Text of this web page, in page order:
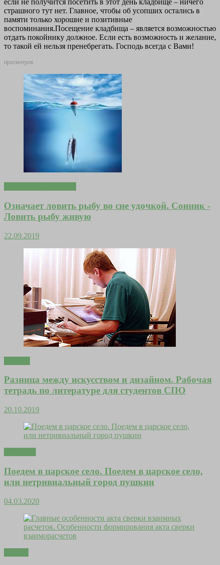
если не получится посетить в этот день кладбище – ничего
страшного тут нет. Главное, чтобы об усопших остались в
памяти только хорошие и позитивные
воспоминания.Посещение кладбища – является возможностью
отдать покойнику должное. Если есть возможность и желание,
то такой ей нельзя пренебрегать. Господь всегда с Вами!
просмотров
Означает ловить рыбу во сне удочкой. Сонник -
Ловить рыбу живую
22.09.2019
Разница между искусством и дизайном. Рабочая
тетрадь по литературе для студентов СПО
20.10.2019
Поедем в царское село. Поедем в царское село,
или нетривиальный город пушкин
04.03.2020